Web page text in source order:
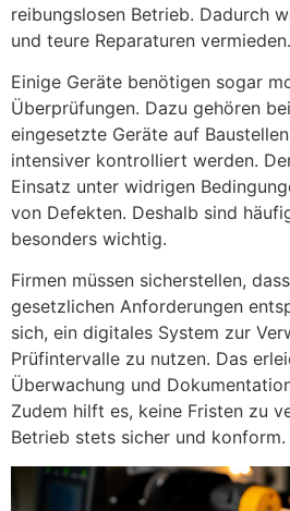
reibungslosen Betrieb. Dadurch
und teure Reparaturen vermieden.
Einige Geräte benötigen sogar
Überprüfungen. Dazu gehören
eingesetzte Geräte auf
intensiver kontrolliert werden.
Einsatz unter widrigen
von Defekten. Deshalb sind
besonders wichtig.
Firmen müssen sicherstellen,
gesetzlichen Anforderungen
sich, ein digitales System zur
Prüfintervalle zu nutzen. Das
Überwachung und
Zudem hilft es, keine Fristen zu
Betrieb stets sicher und konform.